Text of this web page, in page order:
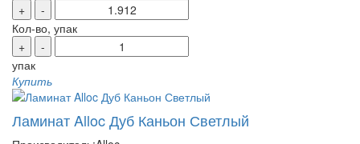
+
-
Кол-во, упак
+
-
упак
Купить
Ламинат Alloc Дуб Каньон Светлый